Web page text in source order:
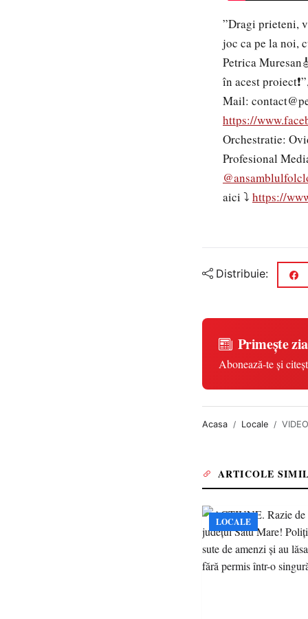
”Dragi prieteni,
joc ca pe la noi,
Petrica
în acest
Mail:
https://
Orchestratie:
Profesional
aici ⤵️ https://
Distribuie:
Primește
Abonează-te și
Acasa Locale
ARTICOLE
LOCALE